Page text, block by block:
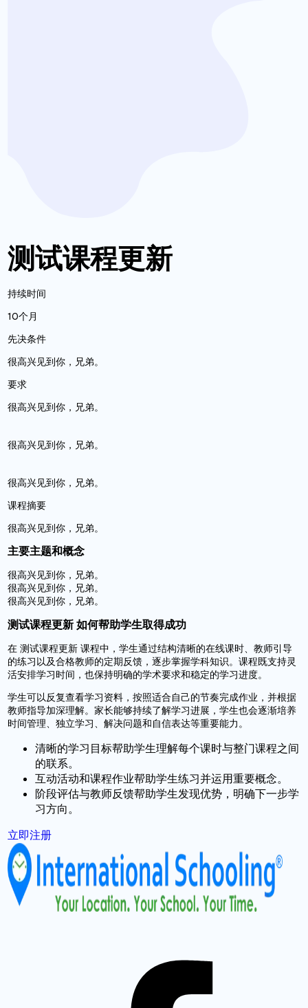
测试课程更新
持续时间
10个月
先决条件
很高兴见到你，兄弟。
要求
很高兴见到你，兄弟。
很高兴见到你，兄弟。
很高兴见到你，兄弟。
课程摘要
很高兴见到你，兄弟。
主要主题和概念
很高兴见到你，兄弟。
很高兴见到你，兄弟。
很高兴见到你，兄弟。
测试课程更新 如何帮助学生取得成功
在 测试课程更新 课程中，学生通过结构清晰的在线课时、教师引导
的练习以及合格教师的定期反馈，逐步掌握学科知识。课程既支持灵
活安排学习时间，也保持明确的学术要求和稳定的学习进度。
学生可以反复查看学习资料，按照适合自己的节奏完成作业，并根据
教师指导加深理解。家长能够持续了解学习进展，学生也会逐渐培养
时间管理、独立学习、解决问题和自信表达等重要能力。
清晰的学习目标帮助学生理解每个课时与整门课程之间
的联系。
互动活动和课程作业帮助学生练习并运用重要概念。
阶段评估与教师反馈帮助学生发现优势，明确下一步学
习方向。
立即注册